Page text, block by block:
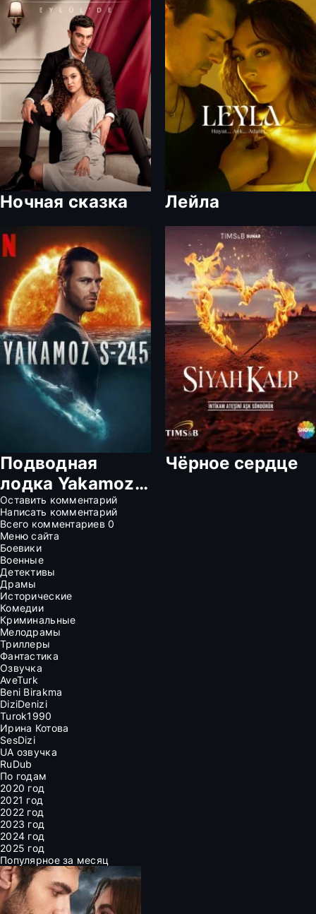
Ночная сказка Лейла
Подводная
лодка Yakamoz
S-245
Чёрное сердце
Оставить комментарий
Написать комментарий
Всего комментариев0
Меню сайта
Боевики
Военные
Детективы
Драмы
Исторические
Комедии
Криминальные
Мелодрамы
Триллеры
Фантастика
Озвучка
AveTurk
Beni Birakma
DiziDenizi
Turok1990
Ирина Котова
SesDizi
UA озвучка
RuDub
По годам
2020 год
2021 год
2022 год
2023 год
2024 год
2025 год
Популярное за месяц